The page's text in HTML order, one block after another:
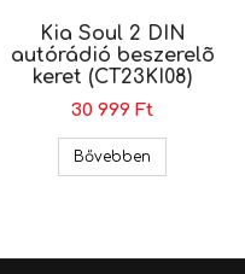
beszerelõ keret, fekete
Kia Soul 2 DIN
autórádió beszerelõ
keret (CT23KI08)
30 999 Ft
Bővebben